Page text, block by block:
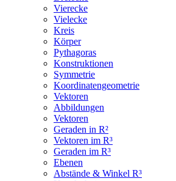
Vierecke
Vielecke
Kreis
Körper
Pythagoras
Konstruktionen
Symmetrie
Koordinatengeometrie
Vektoren
Abbildungen
Vektoren
Geraden in R²
Vektoren im R³
Geraden im R³
Ebenen
Abstände & Winkel R³